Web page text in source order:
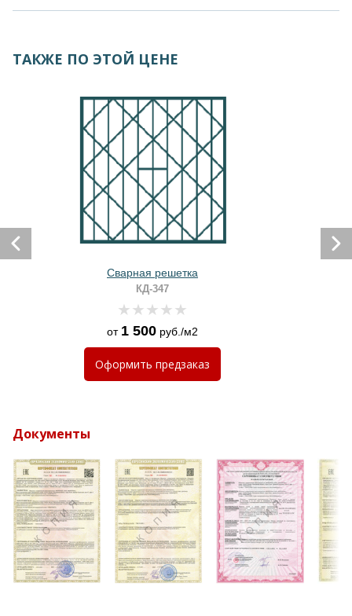
ТАКЖЕ ПО ЭТОЙ ЦЕНЕ
Сварная решетка
КД-347
от 1 500 руб./м2
Оформить предзаказ
Документы